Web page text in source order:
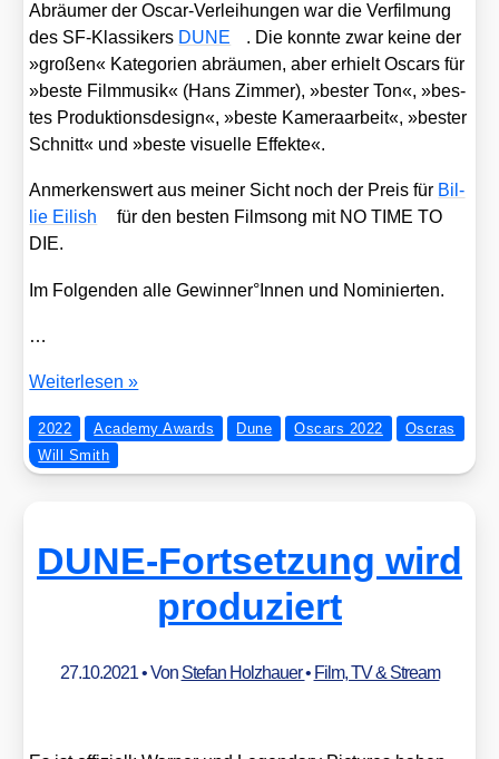
Abräu­mer der Oscar-Ver­lei­hun­gen war die Ver­fil­mung
des SF-Klas­si­kers DUNE
. Die konn­te zwar kei­ne der
»gro­ßen« Kate­go­rien abräu­men, aber erhielt Oscars für
»bes­te Film­mu­sik« (Hans Zim­mer), »bes­ter Ton«, »bes­
tes Pro­duk­ti­ons­de­sign«, »bes­te Kame­ra­ar­beit«, »bes­ter
Schnitt« und »bes­te visu­el­le Effek­te«.
Anmer­kens­wert aus mei­ner Sicht noch der Preis für Bil­
lie Eilish
für den bes­ten Film­song mit NO TIME TO
DIE.
Im Fol­gen­den alle Gewinner°Innen und Nomi­nier­ten.
…
And
Oscar
went
Wei­ter­le­sen »
2022 Academy Awards Dune Oscars 2022
Oscras
Will Smith
DUNE-Fortsetzung wird
produziert
27.10.2021• Von Stefan Holzhauer• Film, TV & Stream